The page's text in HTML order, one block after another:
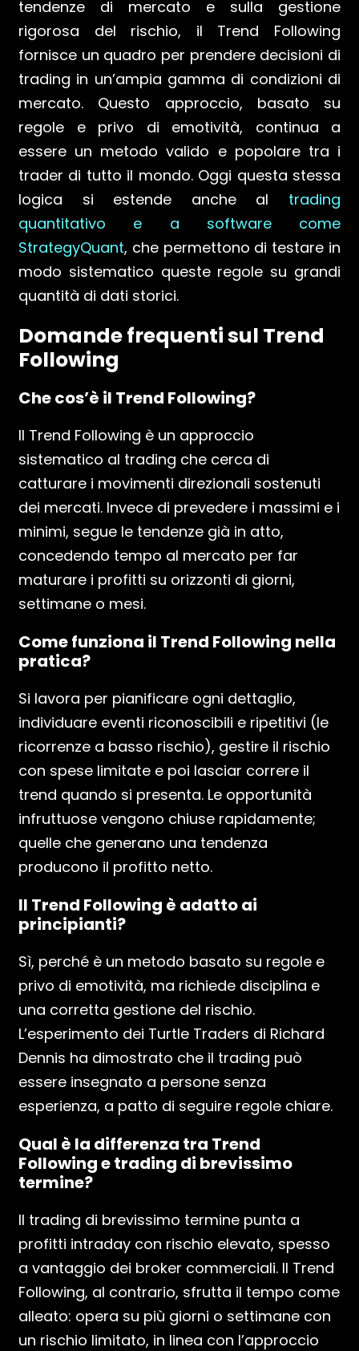
tendenze di mercato e sulla gestione
rigorosa del rischio, il Trend Following
fornisce un quadro per prendere decisioni di
trading in un’ampia gamma di condizioni di
mercato. Questo approccio, basato su
regole e privo di emotività, continua a
essere un metodo valido e popolare tra i
trader di tutto il mondo. Oggi questa stessa
logica si estende anche al trading
quantitativo e a software come
StrategyQuant, che permettono di testare in
modo sistematico queste regole su grandi
quantità di dati storici.
Domande frequenti sul Trend
Following
Che cos’è il Trend Following?
Il Trend Following è un approccio
sistematico al trading che cerca di
catturare i movimenti direzionali sostenuti
dei mercati. Invece di prevedere i massimi e i
minimi, segue le tendenze già in atto,
concedendo tempo al mercato per far
maturare i profitti su orizzonti di giorni,
settimane o mesi.
Come funziona il Trend Following nella
pratica?
Si lavora per pianificare ogni dettaglio,
individuare eventi riconoscibili e ripetitivi (le
ricorrenze a basso rischio), gestire il rischio
con spese limitate e poi lasciar correre il
trend quando si presenta. Le opportunità
infruttuose vengono chiuse rapidamente;
quelle che generano una tendenza
producono il profitto netto.
Il Trend Following è adatto ai
principianti?
Sì, perché è un metodo basato su regole e
privo di emotività, ma richiede disciplina e
una corretta gestione del rischio.
L’esperimento dei Turtle Traders di Richard
Dennis ha dimostrato che il trading può
essere insegnato a persone senza
esperienza, a patto di seguire regole chiare.
Qual è la differenza tra Trend
Following e trading di brevissimo
termine?
Il trading di brevissimo termine punta a
profitti intraday con rischio elevato, spesso
a vantaggio dei broker commerciali. Il Trend
Following, al contrario, sfrutta il tempo come
alleato: opera su più giorni o settimane con
un rischio limitato, in linea con l’approccio